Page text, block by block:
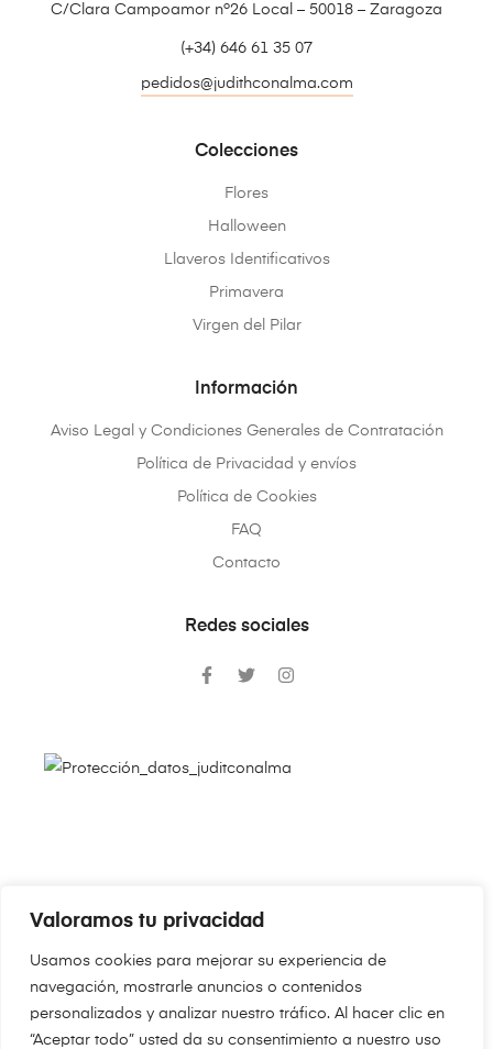
Valoramos tu privacidad
Usamos cookies para mejorar su experiencia de
navegación, mostrarle anuncios o contenidos
personalizados y analizar nuestro tráfico. Al hacer clic en
“Aceptar todo” usted da su consentimiento a nuestro uso
C/Clara Campoamor nº26 Local – 50018 – Zaragoza
(+34) 646 61 35 07
pedidos@judithconalma.com
Colecciones
Flores
Halloween
Llaveros Identificativos
Primavera
Virgen del Pilar
Información
Aviso Legal y Condiciones Generales de Contratación
Política de Privacidad y envíos
Política de Cookies
FAQ
Contacto
Redes sociales
reservados.